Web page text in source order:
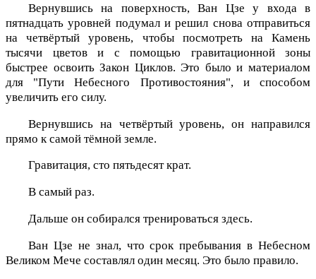
Вернувшись на поверхность, Ван Цзе у входа в
пятнадцать уровней подумал и решил снова отправиться
на четвёртый уровень, чтобы посмотреть на Камень
тысячи цветов и с помощью гравитационной зоны
быстрее освоить Закон Циклов. Это было и материалом
для "Пути Небесного Противостояния", и способом
увеличить его силу.
Вернувшись на четвёртый уровень, он направился
прямо к самой тёмной земле.
Гравитация, сто пятьдесят крат.
В самый раз.
Дальше он собирался тренироваться здесь.
Ван Цзе не знал, что срок пребывания в Небесном
Великом Мече составлял один месяц. Это было правило.